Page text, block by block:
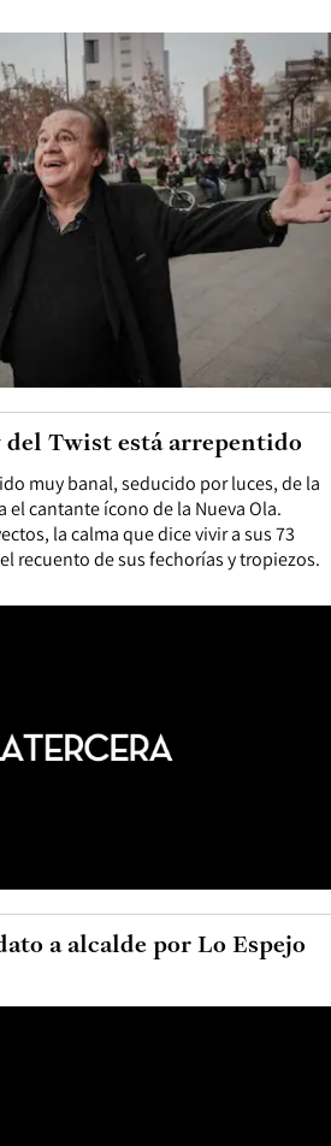
muy banal, seducido por luces, de la
el cantante ícono de la Nueva Ola.
la calma que dice vivir a sus 73
recuento de sus fechorías y tropiezos.
del Twist está arrepentido
a alcalde por Lo Espejo